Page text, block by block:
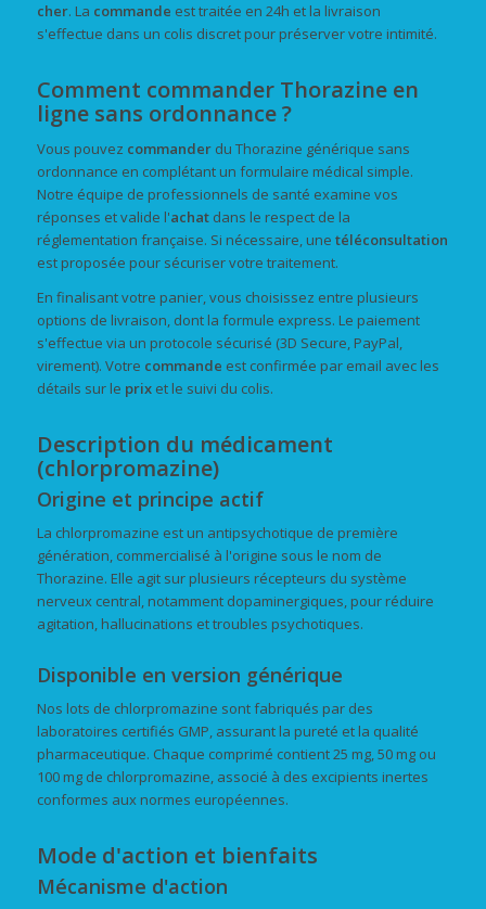
cher. La commande est traitée en 24h et la livraison
s'effectue dans un colis discret pour préserver votre intimité.
Comment commander Thorazine en
ligne sans ordonnance ?
Vous pouvez commanderdu Thorazine générique sans
ordonnance en complétant un formulaire médical simple.
Notre équipe de professionnels de santé examine vos
réponses et valide l'achatdans le respect de la
réglementation française. Si nécessaire, une téléconsultation
est proposée pour sécuriser votre traitement.
En finalisant votre panier, vous choisissez entre plusieurs
options de livraison, dont la formule express. Le paiement
s'effectue via un protocole sécurisé (3D Secure, PayPal,
virement). Votre commande est confirmée par email avec les
détails sur le prixet le suivi du colis.
Description du médicament
(chlorpromazine)
Origine et principe actif
La chlorpromazine est un antipsychotique de première
génération, commercialisé à l'origine sous le nom de
Thorazine. Elle agit sur plusieurs récepteurs du système
nerveux central, notamment dopaminergiques, pour réduire
agitation, hallucinations et troubles psychotiques.
Disponible en version générique
Nos lots de chlorpromazine sont fabriqués par des
laboratoires certifiés GMP, assurant la pureté et la qualité
pharmaceutique. Chaque comprimé contient 25 mg, 50 mg ou
100 mg de chlorpromazine, associé à des excipients inertes
conformes aux normes européennes.
Mode d'action et bienfaits
Mécanisme d'action